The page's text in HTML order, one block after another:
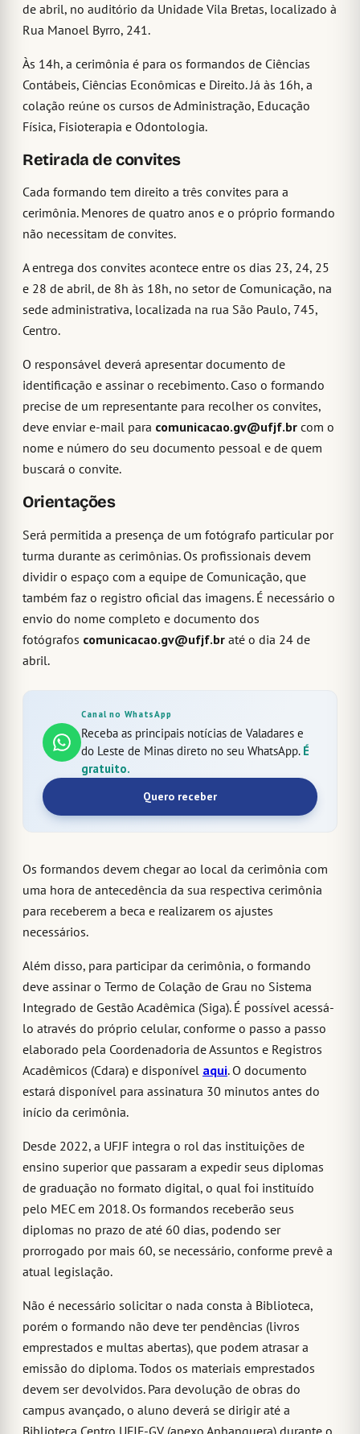
de abril, no auditório da Unidade Vila Bretas, localizado à
Rua Manoel Byrro, 241.
Às 14h, a cerimônia é para os formandos de Ciências
Contábeis, Ciências Econômicas e Direito. Já às 16h, a
colação reúne os cursos de Administração, Educação
Física, Fisioterapia e Odontologia.
Retirada de convites
Cada formando tem direito a três convites para a
cerimônia. Menores de quatro anos e o próprio formando
não necessitam de convites.
A entrega dos convites acontece entre os dias 23, 24, 25
e 28 de abril, de 8h às 18h, no setor de Comunicação, na
sede administrativa, localizada na rua São Paulo, 745,
Centro.
O responsável deverá apresentar documento de
identificação e assinar o recebimento. Caso o formando
precise de um representante para recolher os convites,
deve enviar e-mail para comunicacao.gv@ufjf.br com o
nome e número do seu documento pessoal e de quem
buscará o convite.
Orientações
Será permitida a presença de um fotógrafo particular por
turma durante as cerimônias. Os profissionais devem
dividir o espaço com a equipe de Comunicação, que
também faz o registro oficial das imagens. É necessário o
envio do nome completo e documento dos
fotógrafos comunicacao.gv@ufjf.br até o dia 24 de
abril.
Canal no WhatsApp
Receba as principais notícias de Valadares e
do Leste de Minas direto no seu WhatsApp. É
gratuito.
Quero receber
Os formandos devem chegar ao local da cerimônia com
uma hora de antecedência da sua respectiva cerimônia
para receberem a beca e realizarem os ajustes
necessários.
Além disso, para participar da cerimônia, o formando
deve assinar o Termo de Colação de Grau no Sistema
Integrado de Gestão Acadêmica (Siga). É possível acessá-
lo através do próprio celular, conforme o passo a passo
elaborado pela Coordenadoria de Assuntos e Registros
Acadêmicos (Cdara) e disponível aqui. O documento
estará disponível para assinatura 30 minutos antes do
início da cerimônia.
Desde 2022, a UFJF integra o rol das instituições de
ensino superior que passaram a expedir seus diplomas
de graduação no formato digital, o qual foi instituído
pelo MEC em 2018. Os formandos receberão seus
diplomas no prazo de até 60 dias, podendo ser
prorrogado por mais 60, se necessário, conforme prevê a
atual legislação.
Não é necessário solicitar o nada consta à Biblioteca,
porém o formando não deve ter pendências (livros
emprestados e multas abertas), que podem atrasar a
emissão do diploma. Todos os materiais emprestados
devem ser devolvidos. Para devolução de obras do
campus avançado, o aluno deverá se dirigir até a
Biblioteca Centro UFJF-GV (anexo Anhanguera) durante o